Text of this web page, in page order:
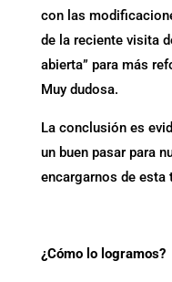
con las
de la reciente visita
abierta” para más
Muy dudosa.
La conclusión es
un buen pasar para
encargarnos de
¿Cómo lo logramos?